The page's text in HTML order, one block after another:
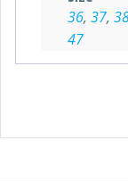
36, 37,
47